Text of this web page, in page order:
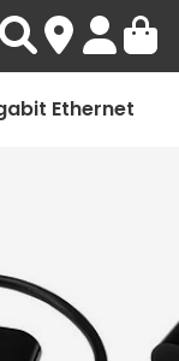
Ethernet